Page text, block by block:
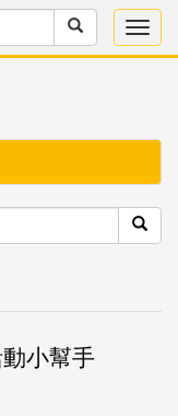
小幫手